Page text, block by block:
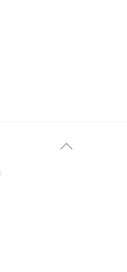
Back